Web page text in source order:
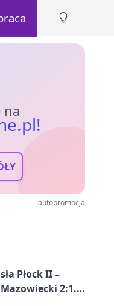
na
autopromocja
Płock II –
2:1.